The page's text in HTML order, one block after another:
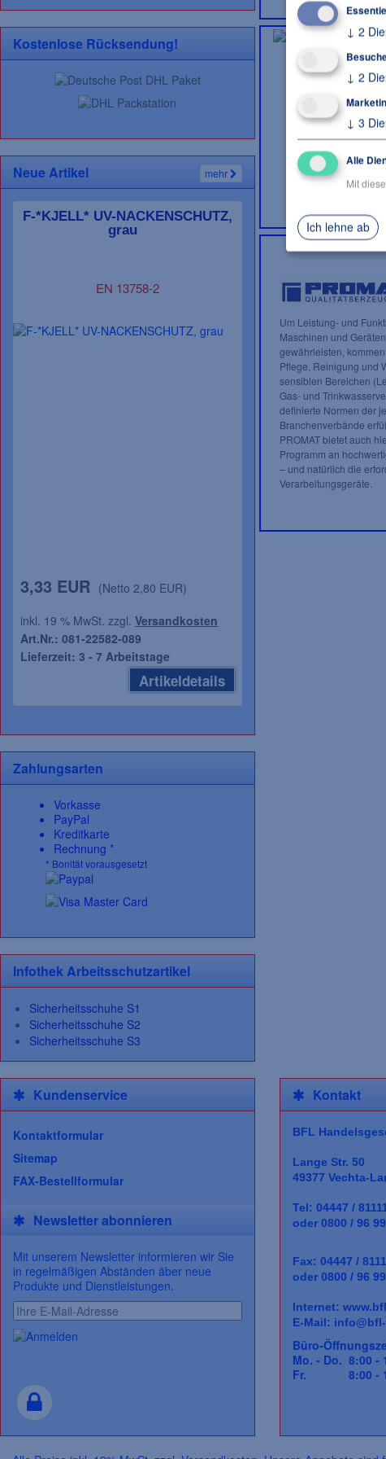
↓ 2
↓ 2
↓ 3
Alle
Mit
Ich lehne ab
Um Leistung- und
Maschinen und
gewährleisten,
Pflege, Reinigung und
sensiblen Bereichen
Gas- und
definierte Normen der
Branchenverbände
PROMAT bietet auch
Programm an
– und natürlich die
Verarbeitungsgeräte.
Kostenlose Rücksendung!
mehr
Neue Artikel
F-*KJELL* UV-NACKENSCHUTZ,
grau
EN 13758-2
3,33 EUR (Netto 2,80 EUR)
inkl. 19 % MwSt. zzgl. Versandkosten
Art.Nr.: 081-22582-089
Lieferzeit: 3 - 7 Arbeitstage
Artikeldetails
Zahlungsarten
Vorkasse
PayPal
Kreditkarte
Rechnung *
* Bonität vorausgesetzt
Infothek Arbeitsschutzartikel
Sicherheitsschuhe S1
Sicherheitsschuhe S2
Sicherheitsschuhe S3
Kundenservice
Kontaktformular
Sitemap
FAX-Bestellformular
Newsletter abonnieren
Mit unserem Newsletter informieren wir Sie
in regelmäßigen Abständen äber neue
Produkte und Dienstleistungen.
Kontakt
BFL
Lange Str. 50
49377 Vechta-
Tel: 04447 /
oder 0800 / 96
Fax: 04447 /
oder 0800 / 96
Internet:
E-Mail:
Büro-
Mo. - Do. 8:00 -
Fr. 8:00 -